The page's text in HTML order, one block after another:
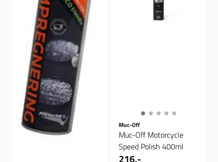
Muc-Off
Muc-Off Motorcycle
Speed Polish 400ml
216,-